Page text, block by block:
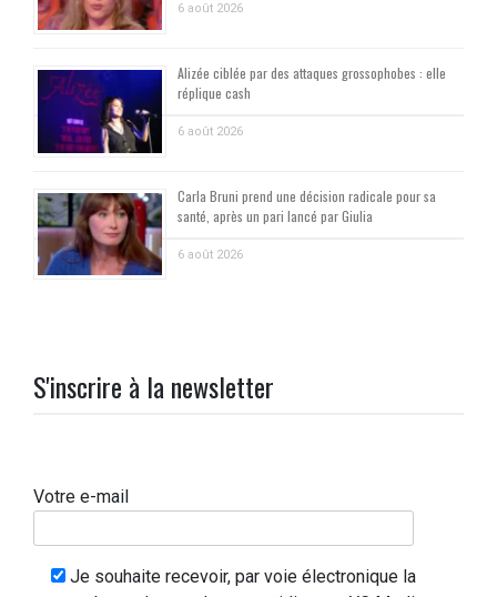
6 août 2026
Alizée ciblée par des attaques grossophobes : elle
réplique cash
6 août 2026
Carla Bruni prend une décision radicale pour sa
santé, après un pari lancé par Giulia
6 août 2026
S'inscrire à la newsletter
Votre e-mail
Je souhaite recevoir, par voie électronique la